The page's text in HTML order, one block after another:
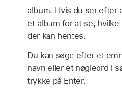
album. Hvis du ser efter
et album for at se,
der kan hentes.
Du kan søge efter et
navn eller et nøgleord i
trykke på Enter.